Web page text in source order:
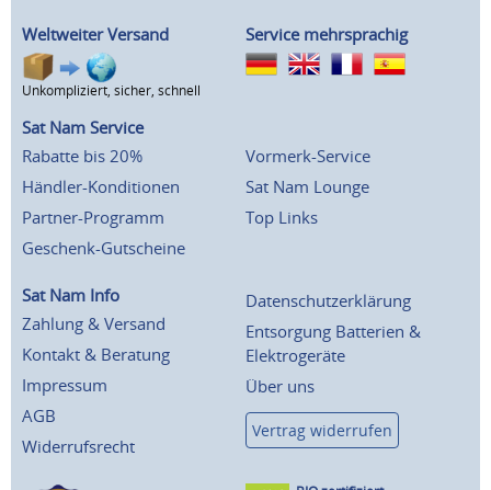
Weltweiter Versand
Unkompliziert, sicher, schnell
Service mehrsprachig
Sat Nam Service
Rabatte bis 20%
Händler-Konditionen
Partner-Programm
Geschenk-Gutscheine
Vormerk-Service
Sat Nam Lounge
Top Links
Sat Nam Info
Zahlung & Versand
Kontakt & Beratung
Impressum
AGB
Widerrufsrecht
Datenschutzerklärung
Entsorgung Batterien &
Elektrogeräte
Über uns
Vertrag widerrufen